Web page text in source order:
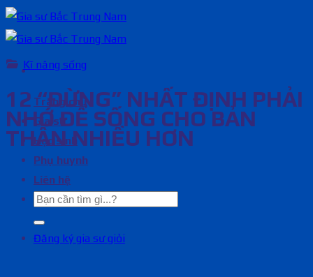
Bỏ
qua
dung
Trang chủ
Gia sư
Học sinh
Phụ huynh
Liên hệ
Đăng ký gia sư giỏi
Kĩ năng sống
12 “ĐỪNG” NHẤT ĐỊNH PHẢI
NHỚ ĐỂ SỐNG CHO BẢN
THÂN NHIỀU HƠN